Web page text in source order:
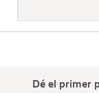
Dé el primer